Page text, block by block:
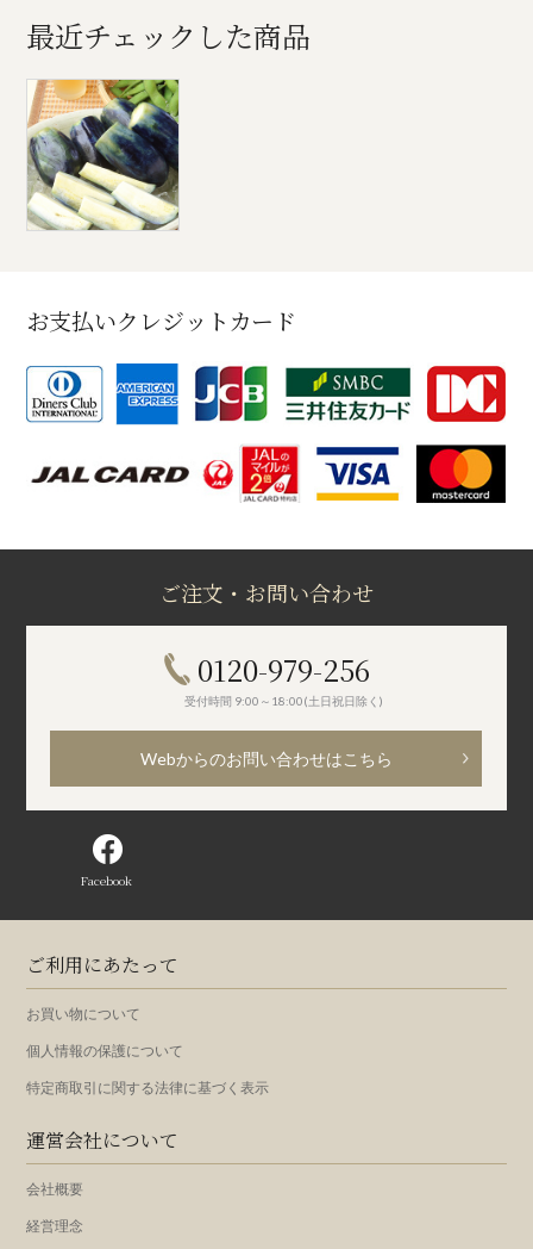
最近チェックした商品
お支払いクレジットカード
ご注文・お問い合わせ
0120-979-256
受付時間 9:00～18:00(土日祝日除く)
Webからのお問い合わせはこちら
Facebook
ご利用にあたって
お買い物について
個人情報の保護について
特定商取引に関する法律に基づく表示
運営会社について
会社概要
経営理念